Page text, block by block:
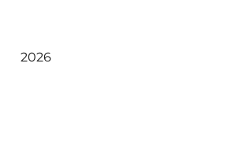
2026